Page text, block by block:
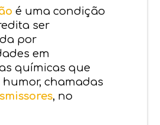
é uma condição
ser
por
em
químicas que
chamadas
, no